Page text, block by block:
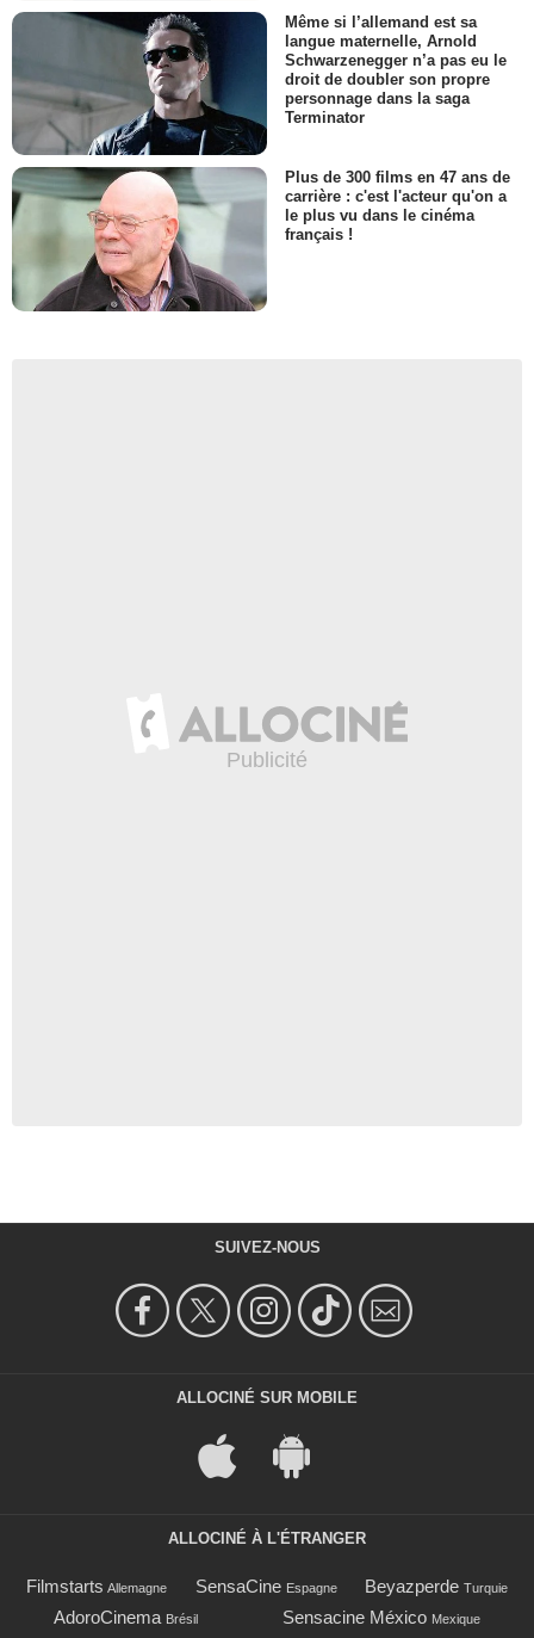
Même si l’allemand est sa
langue maternelle, Arnold
Schwarzenegger n’a pas eu le
droit de doubler son propre
personnage dans la saga
Terminator
Plus de 300 films en 47 ans de
carrière : c'est l'acteur qu'on a
le plus vu dans le cinéma
français !
SUIVEZ-NOUS
ALLOCINÉ SUR MOBILE
ALLOCINÉ À L'ÉTRANGER
Filmstarts Allemagne SensaCine Espagne Beyazperde Turquie
AdoroCinema Brésil Sensacine México Mexique